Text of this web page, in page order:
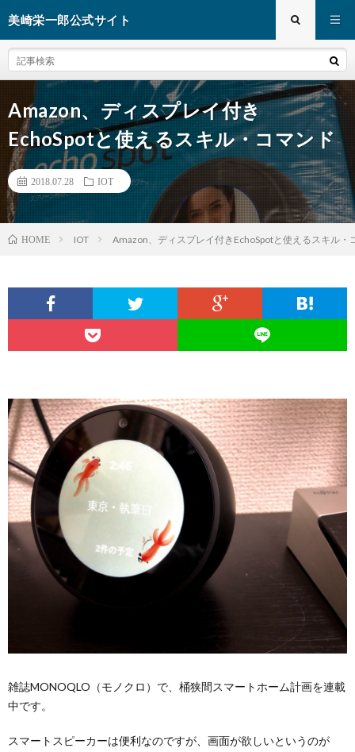
美崎栄一郎公式サイト
Amazon、ディスプレイ付き
EchoSpotと使えるスキル・コマンド
2018.07.28 IOT
HOME IOT Amazon、ディスプレイ付きEchoSpotと使えるスキル・
雑誌MONOQLO（モノクロ）で、桶狭間スマートホーム計画を連載
中です。
スマートスピーカーは便利なのですが、画面が欲しいというのが